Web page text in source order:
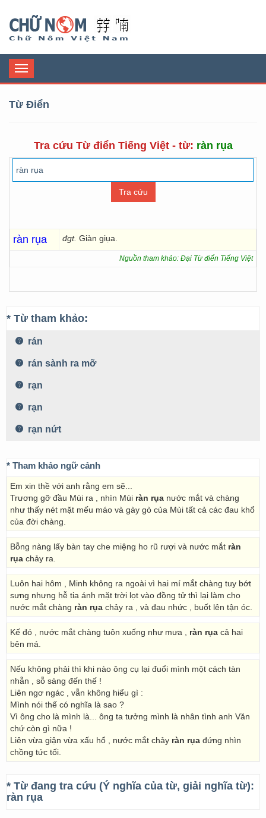
Toggle
navigation
Từ Điển
Tra cứu Từ điển Tiếng Việt - từ: ràn rụa
ràn rụa đgt. Giàn giụa.
Nguồn tham khảo: Đại Từ điển Tiếng Việt
* Từ tham khảo:
rán
rán sành ra mỡ
rạn
rạn
rạn nứt
* Tham khảo ngữ cảnh
Em xin thề với anh rằng em sẽ...
Trương gỡ đầu Mùi ra , nhìn Mùi ràn rụa nước mắt và chàng
như thấy nét mặt mếu máo và gày gò của Mùi tất cả các đau khổ
của đời chàng.
Bỗng nàng lấy bàn tay che miệng ho rũ rượi và nước mắt ràn
rụa chảy ra.
Luôn hai hôm , Minh không ra ngoài vì hai mí mắt chàng tuy bớt
sưng nhưng hễ tia ánh mặt trời lọt vào đồng tử thì lại làm cho
nước mắt chàng ràn rụa chảy ra , và đau nhức , buốt lên tận óc.
Kế đó , nước mắt chàng tuôn xuống như mưa , ràn rụa cả hai
bên má.
Nếu không phải thì khi nào ông cụ lại đuổi mình một cách tàn
nhẫn , sỗ sàng đến thế !
Liên ngơ ngác , vẫn không hiểu gì :
Mình nói thế có nghĩa là sao ?
Vì ông cho là mình là... ông ta tưởng mình là nhân tình anh Văn
chứ còn gì nữa !
Liên vừa giận vừa xấu hổ , nước mắt chảy ràn rụa đứng nhìn
chồng tức tối.
* Từ đang tra cứu (Ý nghĩa của từ, giải nghĩa từ):
ràn rụa